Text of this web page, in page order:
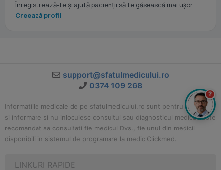
Înregistrează-te și ajută pacienții să te găsească mai ușor.
Creează profil
support@sfatulmedicului.ro
0374 109 268
Informatiile medicale de pe sfatulmedicului.ro sunt pentru educatie
si informare si nu inlocuiesc consultul sau diagnosticul medical. Este
recomandat sa consultati fie medicul Dvs., fie unul din medicii
disponibili in sistemul de programare la medic Clickmed.
LINKURI RAPIDE
?